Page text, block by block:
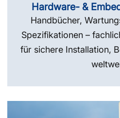
Hardware- &
Handbücher,
Spezifikationen –
für sichere Installation,